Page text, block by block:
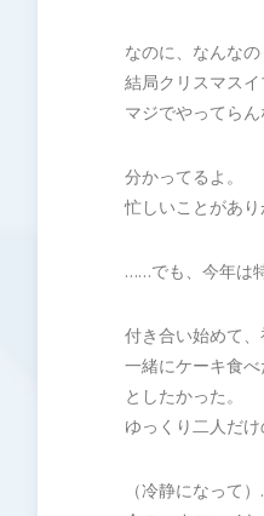
なのに、なんなの
結局クリスマス
マジでやってらん
分かってるよ。
忙しいことがあり
……でも、今年は
付き合い始めて
一緒にケーキ食
としたかった。
ゆっくり二人だ
（冷静になって